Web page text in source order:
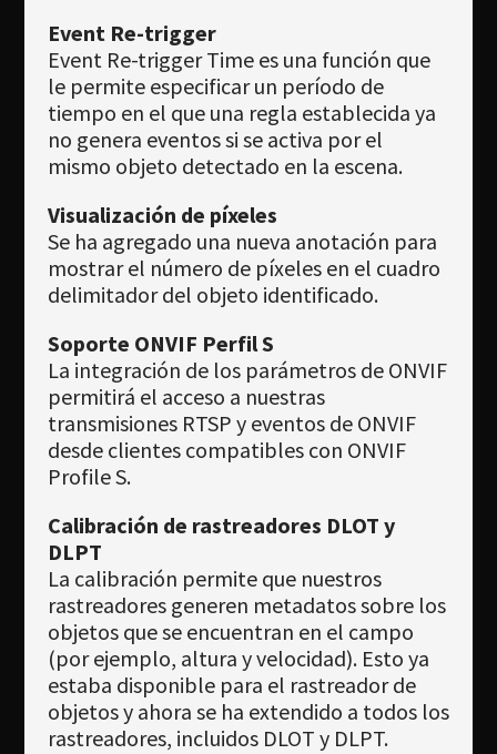
Event Re-trigger
Event Re-trigger Time es una función que
le permite especificar un período de
tiempo en el que una regla establecida ya
no genera eventos si se activa por el
mismo objeto detectado en la escena.
Visualización de píxeles
Se ha agregado una nueva anotación para
mostrar el número de píxeles en el cuadro
delimitador del objeto identificado.
Soporte ONVIF Perfil S
La integración de los parámetros de ONVIF
permitirá el acceso a nuestras
transmisiones RTSP y eventos de ONVIF
desde clientes compatibles con ONVIF
Profile S.
Calibración de rastreadores DLOT y
DLPT
La calibración permite que nuestros
rastreadores generen metadatos sobre los
objetos que se encuentran en el campo
(por ejemplo, altura y velocidad). Esto ya
estaba disponible para el rastreador de
objetos y ahora se ha extendido a todos los
rastreadores, incluidos DLOT y DLPT.